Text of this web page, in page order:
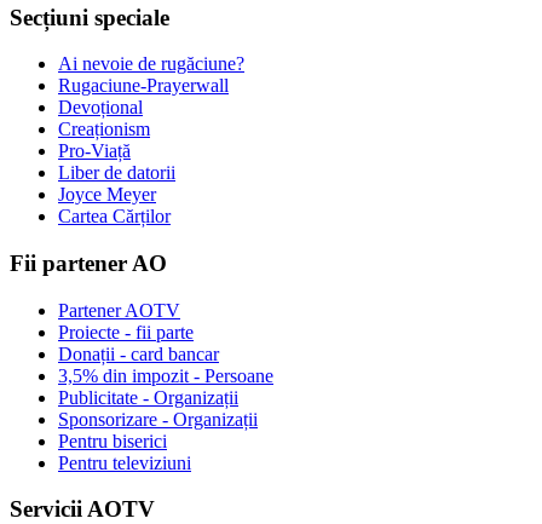
Secțiuni speciale
Ai nevoie de rugăciune?
Rugaciune-Prayerwall
Devoțional
Creaționism
Pro-Viață
Liber de datorii
Joyce Meyer
Cartea Cărților
Fii partener AO
Partener AOTV
Proiecte - fii parte
Donații - card bancar
3,5% din impozit - Persoane
Publicitate - Organizații
Sponsorizare - Organizații
Pentru biserici
Pentru televiziuni
Servicii AOTV